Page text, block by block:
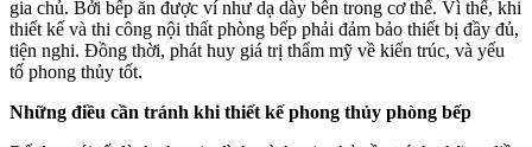
gia chủ. Bởi bếp ăn được ví như dạ dày bên trong cơ thể. Vì thế, khi
thiết kế và thi công nội thất phòng bếp phải đảm bảo thiết bị đầy đủ,
tiện nghi. Đồng thời, phát huy giá trị thẩm mỹ về kiến trúc, và yếu
tố phong thủy tốt.
Những điều cần tránh khi thiết kế phong thủy phòng bếp